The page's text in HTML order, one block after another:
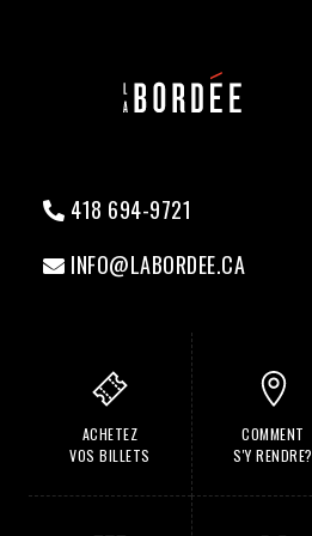
418 694-9721
INFO@LABORDEE.CA
ACHETEZ
VOS BILLETS
COMMENT
S'Y RENDRE?